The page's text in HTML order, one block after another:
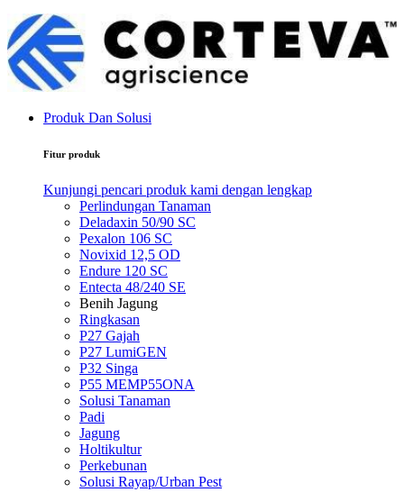
Produk Dan Solusi
Fitur produk
Kunjungi pencari produk kami dengan lengkap
Perlindungan Tanaman
Deladaxin 50/90 SC
Pexalon 106 SC
Novixid 12,5 OD
Endure 120 SC
Entecta 48/240 SE
Benih Jagung
Ringkasan
P27 Gajah
P27 LumiGEN
P32 Singa
P55 MEMP55ONA
Solusi Tanaman
Padi
Jagung
Holtikultur
Perkebunan
Solusi Rayap/Urban Pest